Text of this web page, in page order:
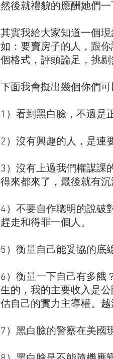
然後就禮貌的應酬她們一
其實我給大家知道一個
如：要賣房子的人，跟
個格式，評頭論足，挑剔
下面我會擬出幾個你們可
1）看到黑白臉，不過是
2）沒有興趣的人，是連
3）沒有上過我們權謀課
得來都來了，最後就有沉
4）不要自作聰明的說破
趕走和得罪一個人。
5）衡量自己能妥協的底
6）衡量一下自己有多餓
生的，我的主要收入是
估自己的實力主導權。越
7）黑白臉的警察在美國